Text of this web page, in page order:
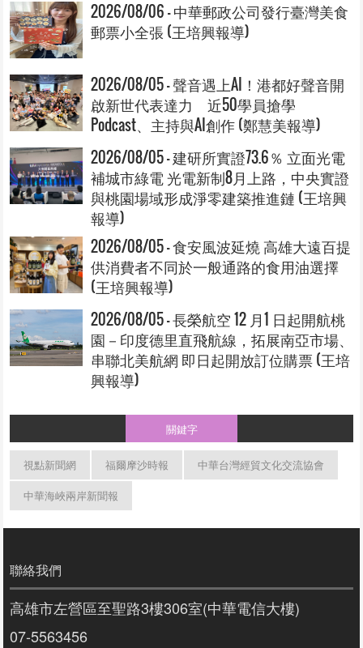
2026/08/06 - 中華郵政公司發行臺灣美食
郵票小全張 (王培興報導)
2026/08/05 - 聲音遇上AI！港都好聲音開
啟新世代表達力 近50學員搶學
Podcast、主持與AI創作 (鄭慧美報導)
2026/08/05 - 建研所實證73.6％ 立面光電
補城市綠電 光電新制8月上路，中央實證
與桃園場域形成淨零建築推進鏈 (王培興
報導)
2026/08/05 - 食安風波延燒 高雄大遠百提
供消費者不同於一般通路的食用油選擇
(王培興報導)
2026/08/05 - 長榮航空 12 月1 日起開航桃
園－印度德里直飛航線，拓展南亞市場、
串聯北美航網 即日起開放訂位購票 (王培
興報導)
關鍵字
視點新聞網 福爾摩沙時報
中華台灣經貿文化交流協會
中華海峽兩岸新聞報
聯絡我們
高雄市左營區至聖路3樓306室(中華電信大樓)
07-5563456